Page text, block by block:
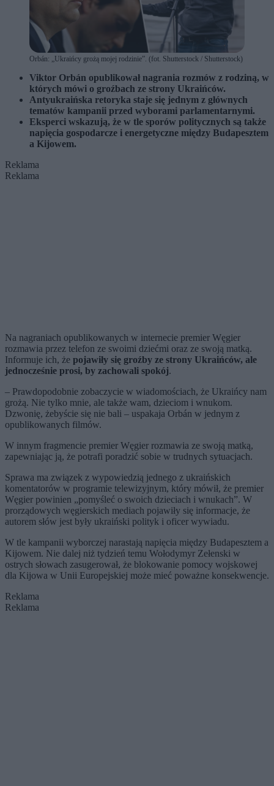
Orbán: „Ukraińcy grożą mojej rodzinie”. (fot. Shutterstock / Shutterstock)
Viktor Orbán opublikował nagrania rozmów z rodziną, w
których mówi o groźbach ze strony Ukraińców.
Antyukraińska retoryka staje się jednym z głównych
tematów kampanii przed wyborami parlamentarnymi.
Eksperci wskazują, że w tle sporów politycznych są także
napięcia gospodarcze i energetyczne między Budapesztem
a Kijowem.
Reklama
Reklama
Na nagraniach opublikowanych w internecie premier Węgier
rozmawia przez telefon ze swoimi dziećmi oraz ze swoją matką.
Informuje ich, że pojawiły się groźby ze strony Ukraińców, ale
jednocześnie prosi, by zachowali spokój.
– Prawdopodobnie zobaczycie w wiadomościach, że Ukraińcy nam
grożą. Nie tylko mnie, ale także wam, dzieciom i wnukom.
Dzwonię, żebyście się nie bali – uspakaja Orbán w jednym z
opublikowanych filmów.
W innym fragmencie premier Węgier rozmawia ze swoją matką,
zapewniając ją, że potrafi poradzić sobie w trudnych sytuacjach.
Sprawa ma związek z wypowiedzią jednego z ukraińskich
komentatorów w programie telewizyjnym, który mówił, że premier
Węgier powinien „pomyśleć o swoich dzieciach i wnukach”. W
prorządowych węgierskich mediach pojawiły się informacje, że
autorem słów jest były ukraiński polityk i oficer wywiadu.
W tle kampanii wyborczej narastają napięcia między Budapesztem a
Kijowem. Nie dalej niż tydzień temu Wołodymyr Zełenski w
ostrych słowach zasugerował, że blokowanie pomocy wojskowej
dla Kijowa w Unii Europejskiej może mieć poważne konsekwencje.
Reklama
Reklama